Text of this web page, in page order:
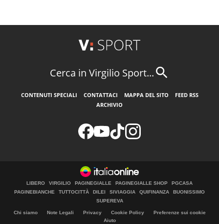
Cerca in Virgilio Sport...
CONTENUTI SPECIALI CONTATTACI MAPPA DEL SITO
FEED RSS
ARCHIVIO
LIBERO VIRGILIO PAGINEGIALLE PAGINEGIALLE SHOP
PGCASA
PAGINEBIANCHE
TUTTOCITTÀ DILEI SIVIAGGIA QUIFINANZA
BUONISSIMO
SUPEREVA
Chi siamo Note Legali Privacy Cookie Policy
Preferenze sui cookie
Aiuto